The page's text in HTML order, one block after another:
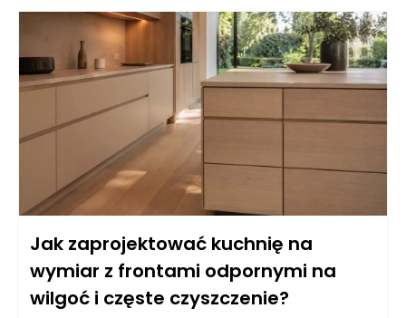
Jak zaprojektować kuchnię na
wymiar z frontami odpornymi na
wilgoć i częste czyszczenie?